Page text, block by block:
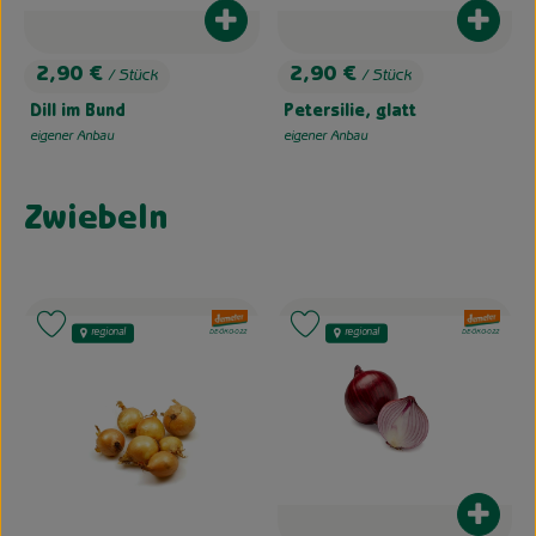
2,90 €/ Stück
Dill im Bund
, Herkunft:
eigener Anbau
Produkt zum Warenkorb hinzufügen
2,90 €/ Stück
Petersilie, glatt
, Herkunft:
eigener Anbau
Zwiebeln
, Verband:
, Kontrollstelle:
DE-ÖKO-022
regional
Produkt zu Favouriten hinzufügen
, Verband:
, Kontrollstelle:
DE-ÖKO-022
regional
Produkt zu Favouriten hinzufügen